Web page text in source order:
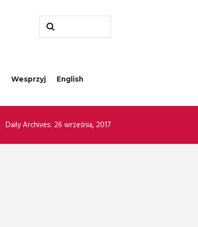
Wesprzyj English
Daily Archives: 26 września, 2017